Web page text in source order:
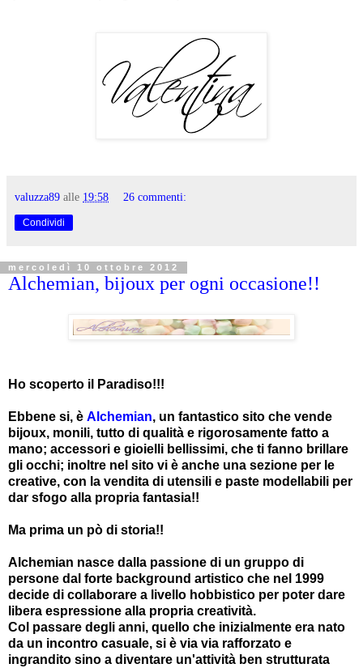
valuzza89 alle 19:58 26 commenti:
Condividi
mercoledì 10 ottobre 2012
Alchemian, bijoux per ogni occasione!!
Ho scoperto il Paradiso!!!
Ebbene si, è Alchemian, un fantastico sito che vende
bijoux, monili, tutto di qualità e rigorosamente fatto a
mano; accessori e gioielli bellissimi, che ti fanno brillare
gli occhi; inoltre nel sito vi è anche una sezione per le
creative, con la vendita di utensili e paste modellabili per
dar sfogo alla propria fantasia!!
Ma prima un pò di storia!!
Alchemian nasce dalla passione di un gruppo di
persone dal forte background artistico che nel 1999
decide di collaborare a livello hobbistico per poter dare
libera espressione alla propria creatività.
Col passare degli anni, quello che inizialmente era nato
da un incontro casuale, si è via via rafforzato e
ingrandito sino a diventare un'attività ben strutturata